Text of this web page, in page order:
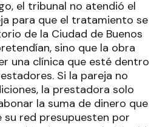
el tribunal no atendió el
para que el tratamiento se
de la Ciudad de Buenos
sino que la obra
una clínica que esté dentro
Si la pareja no
la prestadora solo
la suma de dinero que
red presupuesten por